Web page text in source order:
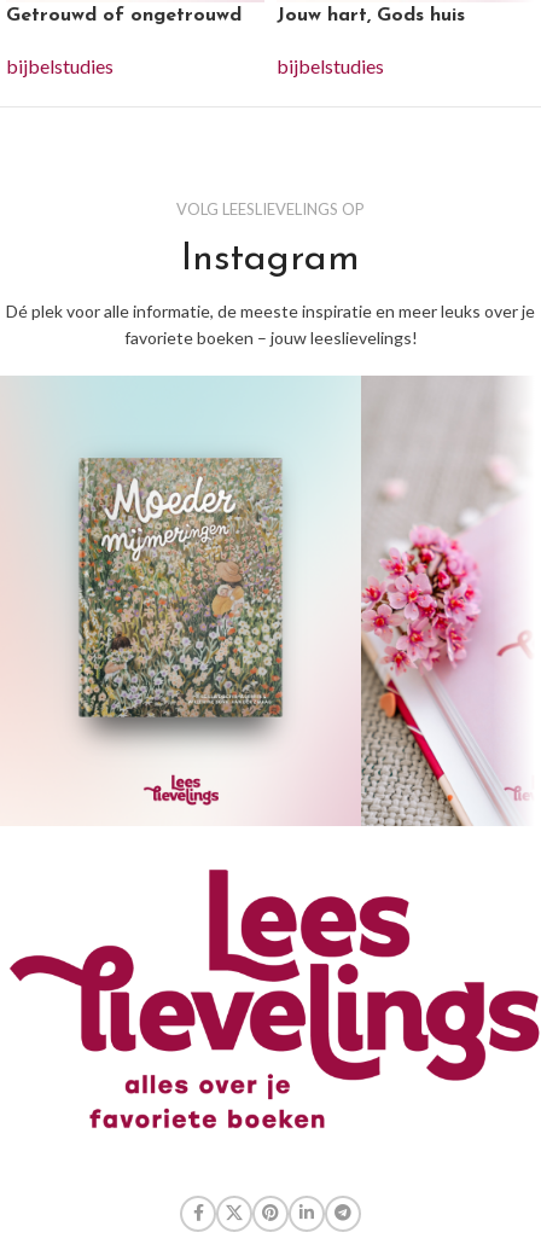
Getrouwd of ongetrouwd
bijbelstudies
Jouw hart, Gods huis
bijbelstudies
VOLG LEESLIEVELINGS OP
Instagram
Dé plek voor alle informatie, de meeste inspiratie en meer leuks over je
favoriete boeken – jouw leeslievelings!